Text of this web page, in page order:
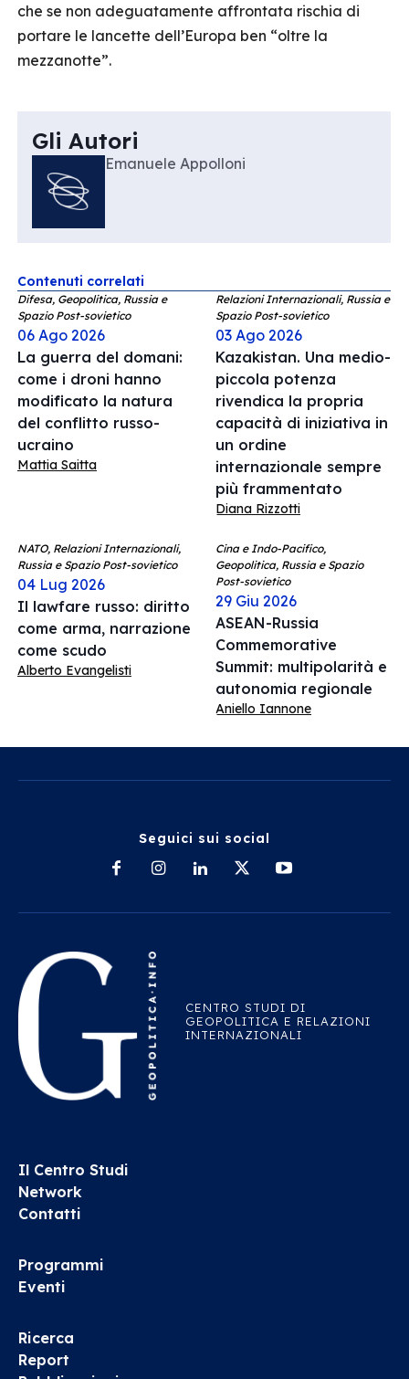
che se non adeguatamente affrontata rischia di
portare le lancette dell’Europa ben “oltre la
mezzanotte”.
Gli Autori
Emanuele Appolloni
Contenuti correlati
Difesa, Geopolitica, Russia e
Spazio Post-sovietico
06 Ago 2026
La guerra del domani:
come i droni hanno
modificato la natura
del conflitto russo-
ucraino
Mattia Saitta
Relazioni Internazionali, Russia e
Spazio Post-sovietico
03 Ago 2026
Kazakistan. Una medio-
piccola potenza
rivendica la propria
capacità di iniziativa in
un ordine
internazionale sempre
più frammentato
Diana Rizzotti
NATO, Relazioni Internazionali,
Russia e Spazio Post-sovietico
04 Lug 2026
Il lawfare russo: diritto
come arma, narrazione
come scudo
Alberto Evangelisti
Cina e Indo-Pacifico,
Geopolitica, Russia e Spazio
Post-sovietico
29 Giu 2026
ASEAN-Russia
Commemorative
Summit: multipolarità e
autonomia regionale
Aniello Iannone
Seguici sui social
CENTRO STUDI DI
GEOPOLITICA E RELAZIONI
INTERNAZIONALI
Il Centro Studi
Network
Contatti
Programmi
Eventi
Ricerca
Report